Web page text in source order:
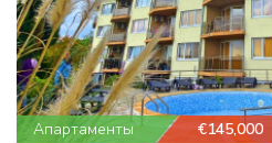
Апартаменты €145,000